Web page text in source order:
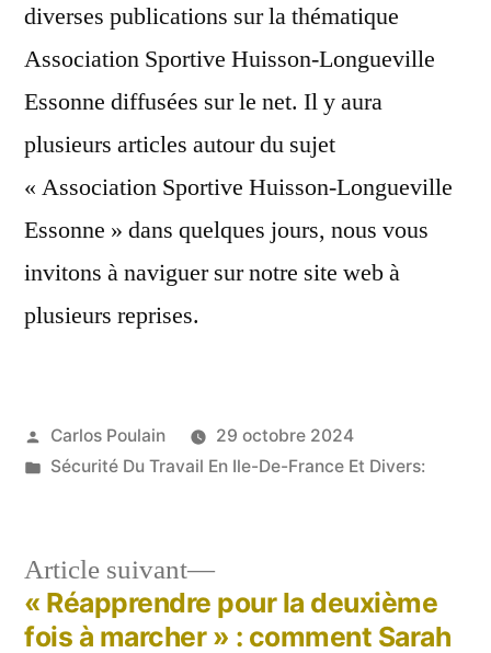
diverses publications sur la thématique
Association Sportive Huisson-Longueville
Essonne diffusées sur le net. Il y aura
plusieurs articles autour du sujet
« Association Sportive Huisson-Longueville
Essonne » dans quelques jours, nous vous
invitons à naviguer sur notre site web à
plusieurs reprises.
Publié
par
Carlos Poulain
29 octobre 2024
Publié
Sécurité Du Travail En Ile-De-France Et Divers:
Navigation
Article suivant
Article
suivant :
« Réapprendre pour la deuxième
fois à marcher » : comment Sarah